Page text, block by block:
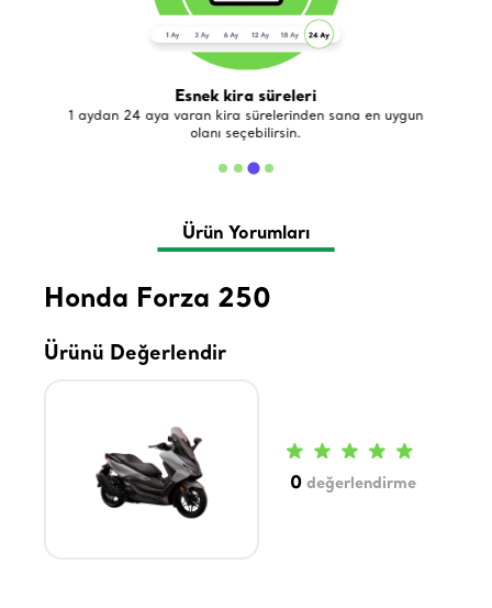
Esnek kira süreleri
1 aydan 24 aya varan kira sürelerinden sana en uygun
olanı seçebilirsin.
Ürün Yorumları
Honda Forza 250
Ürünü Değerlendir
0 değerlendirme